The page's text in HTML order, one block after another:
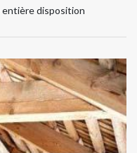
disposition